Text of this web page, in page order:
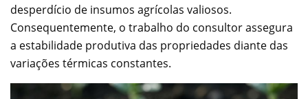
desperdício de insumos agrícolas valiosos.
Consequentemente, o trabalho do consultor assegura
a estabilidade produtiva das propriedades diante das
variações térmicas constantes.